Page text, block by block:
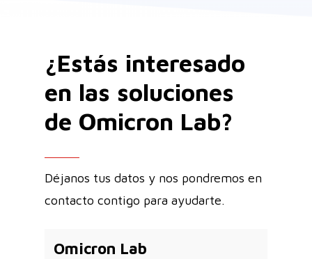
¿Estás interesado
en las soluciones
de Omicron Lab?
Déjanos tus datos y nos pondremos en
contacto contigo para ayudarte.
Omicron Lab